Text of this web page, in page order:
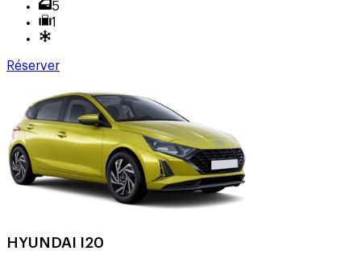
5
1
Réserver
HYUNDAI I20